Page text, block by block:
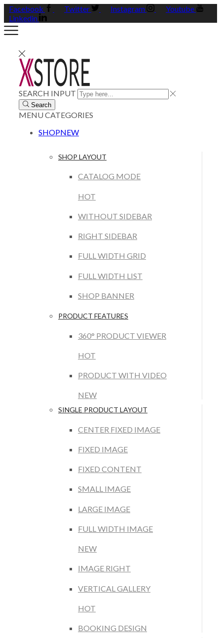
Facebook Twitter Instagram
Youtube
Linkedin
SEARCH INPUT
Search
MENUCATEGORIES
SHOPNEW
SHOP LAYOUT
CATALOG MODE
HOT
WITHOUT SIDEBAR
RIGHT SIDEBAR
FULL WIDTH GRID
FULL WIDTH LIST
SHOP BANNER
PRODUCT FEATURES
360° PRODUCT VIEWER
HOT
PRODUCT WITH VIDEO
NEW
SINGLE PRODUCT LAYOUT
CENTER FIXED IMAGE
FIXED IMAGE
FIXED CONTENT
SMALL IMAGE
LARGE IMAGE
FULL WIDTH IMAGE
NEW
IMAGE RIGHT
VERTICAL GALLERY
HOT
BOOKING DESIGN